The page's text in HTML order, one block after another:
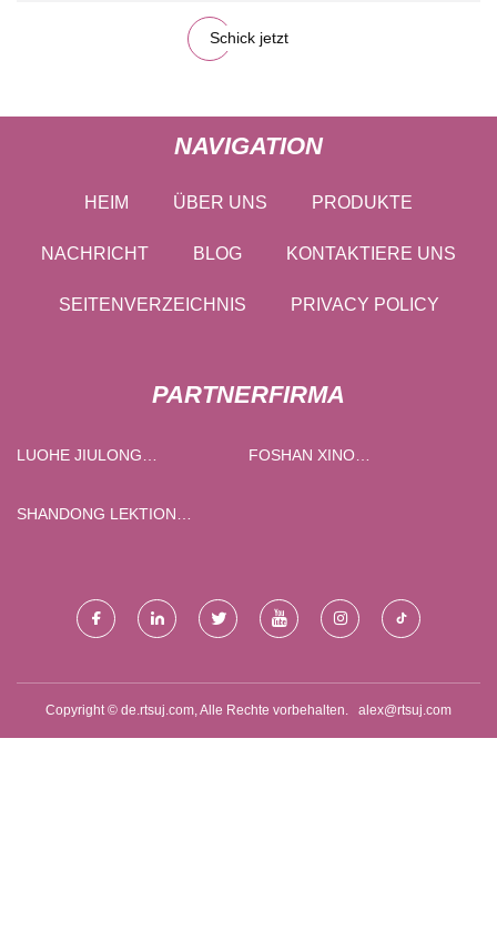
Schick jetzt
NAVIGATION
HEIM ÜBER UNS PRODUKTE
NACHRICHT BLOG KONTAKTIERE UNS
SEITENVERZEICHNIS PRIVACY POLICY
PARTNERFIRMA
LUOHE JIULONG
TECHNOLOGIE CO., LTD
FOSHAN XINO
SHANDONG LEKTION
Copyright © de.rtsuj.com, Alle Rechte vorbehalten. alex@rtsuj.com